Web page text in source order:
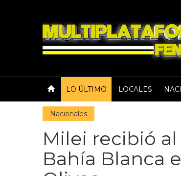
LO ÚLTIMO LOCALES
Nacionales
Milei recibió
Bahía Blanca